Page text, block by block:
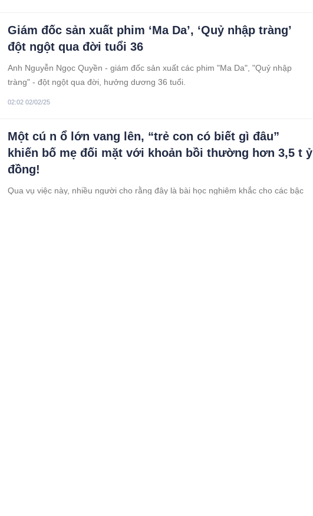
Giám đốc sản xuất phim ‘Ma Da’, ‘Quỷ nhập tràng’
đột ngột qua đời tuổi 36
Anh Nguyễn Ngọc Quyền - giám đốc sản xuất các phim "Ma Da", "Quỷ nhập
tràng" - đột ngột qua đời, hưởng dương 36 tuổi.
02:02 02/02/25
Một cú n ổ lớn vang lên, “trẻ con có biết gì đâu”
khiến bố mẹ đối mặt với khoản bồi thường hơn 3,5 t ỷ
đồng!
Qua vụ việc này, nhiều người cho rằng đây là bài học nghiêm khắc cho các bậc